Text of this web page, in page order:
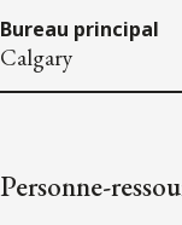
Bureau principal
Calgary
Personne-